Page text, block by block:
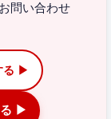
問い合わせ
る ▶
る ▶